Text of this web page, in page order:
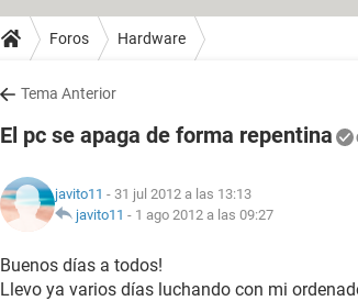
Foros Hardware
Tema Anterior
El pc se apaga de forma repentina
javito11 - 31 jul 2012 a las 13:13
javito11 - 1 ago 2012 a las 09:27
Buenos días a todos!
Llevo ya varios días luchando con mi